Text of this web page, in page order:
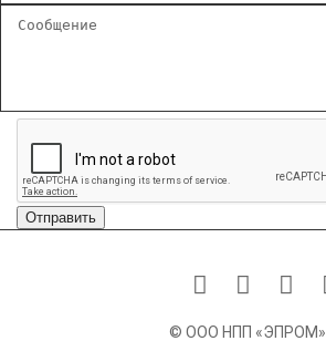
Отправить
© ООО НПП «ЭПРОМ»